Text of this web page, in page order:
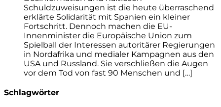
Schuldzuweisungen ist die heute überraschend
erklärte Solidarität mit Spanien ein kleiner
Fortschritt. Dennoch machen die EU-
Innenminister die Europäische Union zum
Spielball der Interessen autoritärer Regierungen
in Nordafrika und medialer Kampagnen aus den
USA und Russland. Sie verschließen die Augen
vor dem Tod von fast 90 Menschen und […]
Schlagwörter